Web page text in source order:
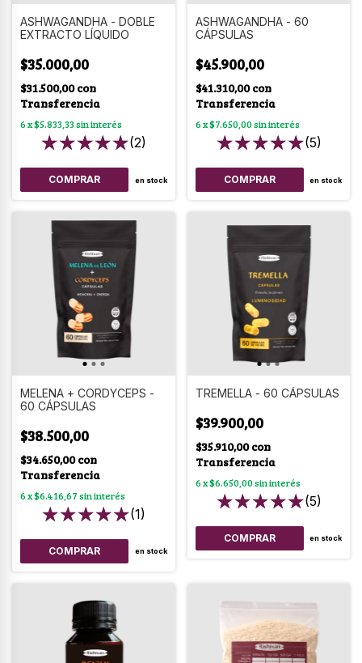
ASHWAGANDHA - DOBLE
EXTRACTO LÍQUIDO
$35.000,00
$31.500,00con
Transferencia
6x$5.833,33sin interés
(2)
en stock
ASHWAGANDHA - 60
CÁPSULAS
$45.900,00
$41.310,00con
Transferencia
6x$7.650,00sin interés
(5)
en stock
MELENA + CORDYCEPS -
60 CÁPSULAS
$38.500,00
$34.650,00con
Transferencia
6x$6.416,67sin interés
(1)
en stock
TREMELLA - 60 CÁPSULAS
$39.900,00
$35.910,00con
Transferencia
6x$6.650,00sin interés
(5)
en stock